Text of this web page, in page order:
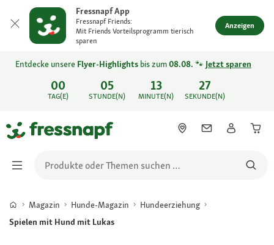
Fressnapf App
Fressnapf Friends:
Mit Friends Vorteilsprogramm tierisch
sparen
Anzeigen
00
TAG(E)
05
STUNDE(N)
13
MINUTE(N)
27
SEKUNDE(N)
Entdecke unsere Flyer-Highlights bis zum08.08. 🐾 Jetzt sparen
Magazin Hunde-Magazin
Hundeerziehung
Spielen mit Hund mit Lukas